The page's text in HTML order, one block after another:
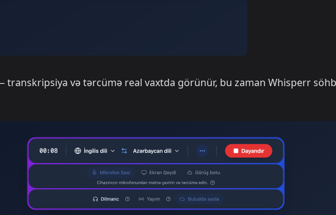
transkripsiya və tərcümə real vaxtda görünür, bu zaman Whisperr